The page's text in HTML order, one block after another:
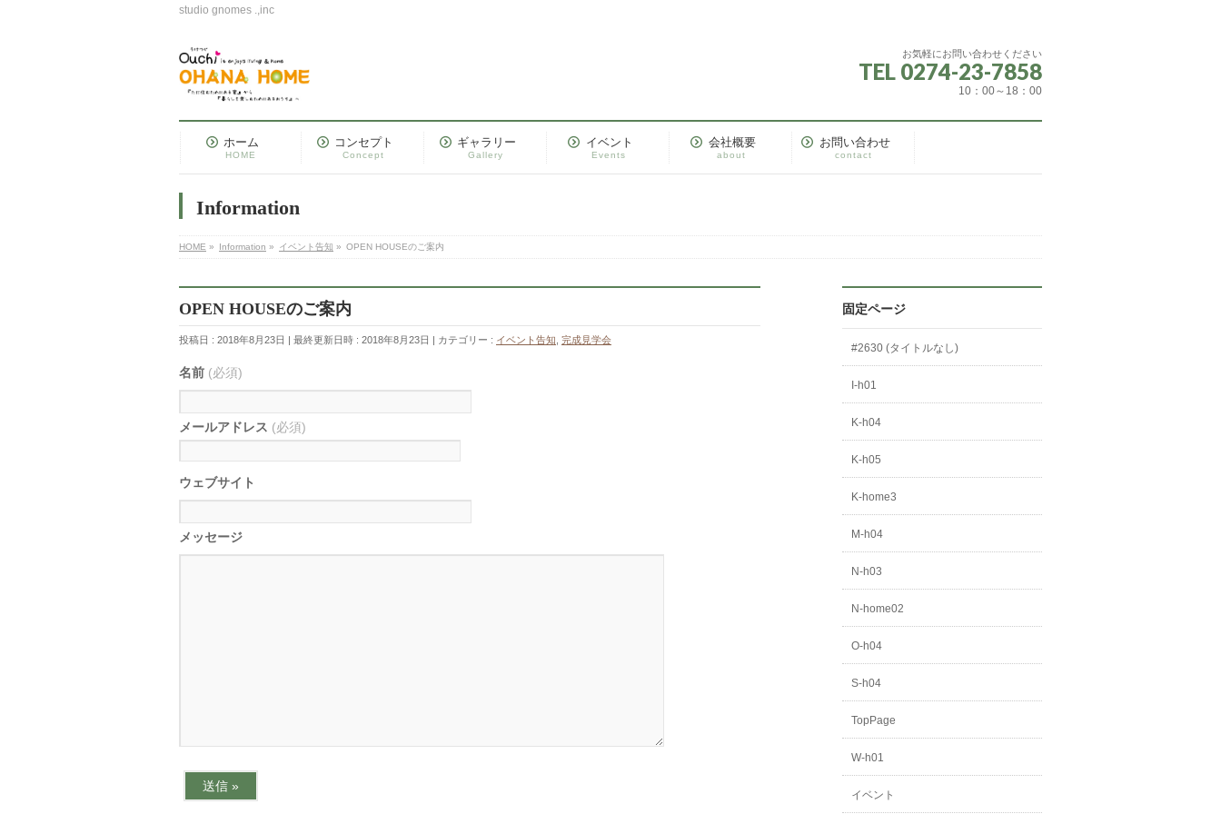
studio gnomes .,inc
お気軽にお問い合わせください
TEL 0274-23-7858
10：00～18：00
ホーム
HOME
コンセプト
Concept
ギャラリー
Gallery
イベント
Events
会社概要
about
お問い合わせ
contact
Information
HOME » Information » イベント告知 » OPEN HOUSEのご案内
OPEN HOUSEのご案内
投稿日 : 2018年8月23日 最終更新日時 : 2018年8月23日 カテゴリー : イベント告知 完成見学会
名前 (必須)
メールアドレス (必須)
ウェブサイト
メッセージ
固定ページ
#2630 (タイトルなし)
I-h01
K-h04
K-h05
K-home3
M-h04
N-h03
N-home02
O-h04
S-h04
TopPage
W-h01
イベント